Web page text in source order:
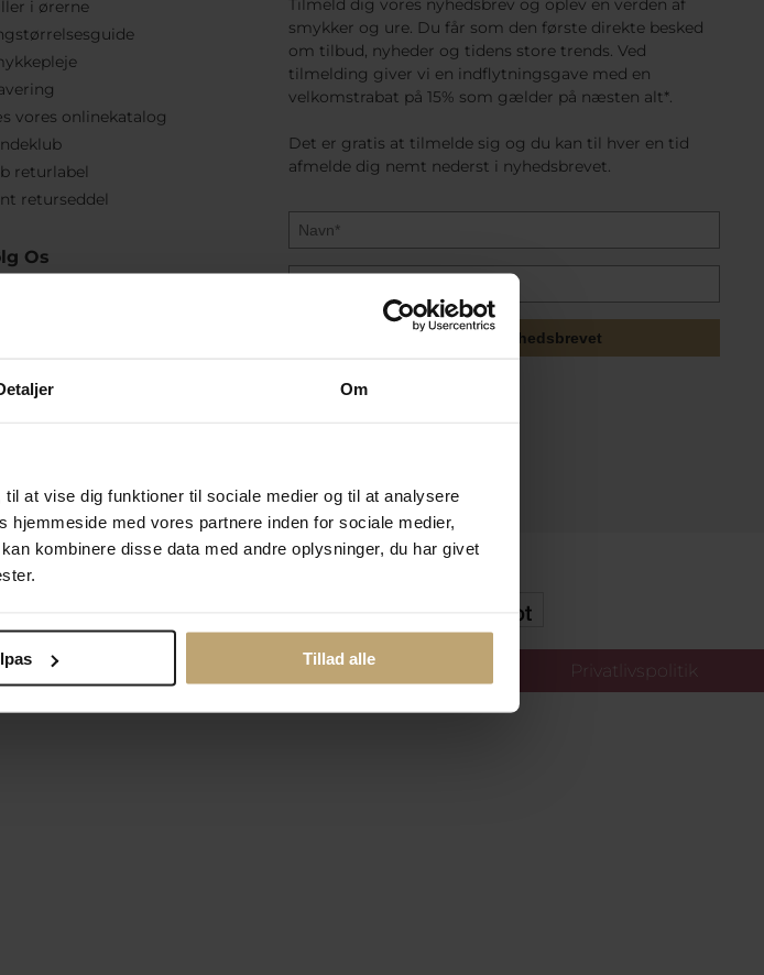
Om
at vise dig funktioner til sociale medier og til at analysere
med vores partnere inden for sociale medier,
kombinere disse data med andre oplysninger, du har givet
Tillad alle
i ørerne
vores onlinekatalog
returlabel
returseddel
Os
Tilmeld dig vores nyhedsbrev og oplev en verden af
smykker og ure. Du får som den første direkte besked
om tilbud, nyheder og tidens store trends. Ved
tilmelding giver vi en indflytningsgave med en
velkomstrabat på 15% som gælder på næsten alt*.
Det er gratis at tilmelde sig og du kan til hver en tid
afmelde dig nemt nederst i nyhedsbrevet.
Tilmeld mig nyhedsbrevet
Sikker Og Tryg E-Handel
Ændr cookie-indstillinger Privatlivspolitik